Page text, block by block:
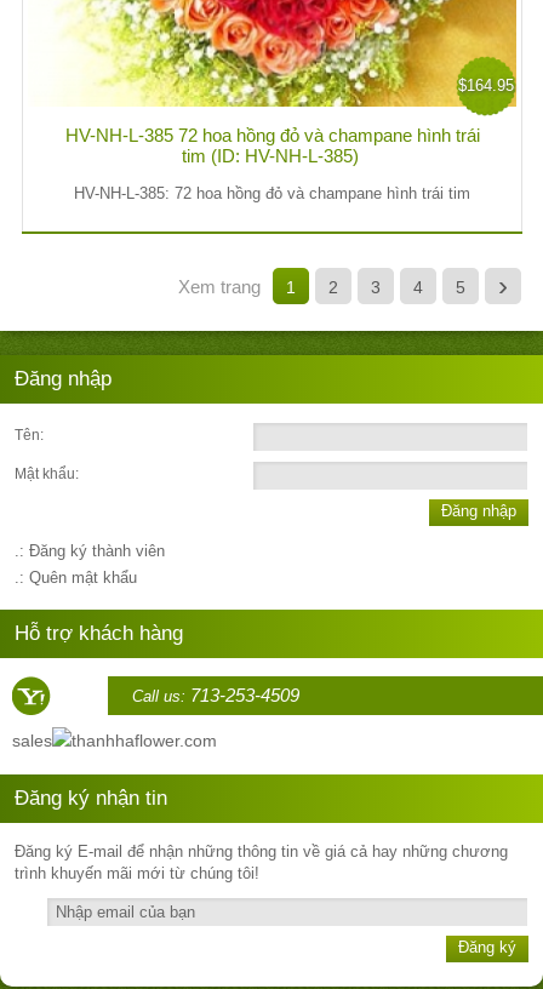
$164.95
HV-NH-L-385 72 hoa hồng đỏ và champane hình trái
tim (ID: HV-NH-L-385)
HV-NH-L-385: 72 hoa hồng đỏ và champane hình trái tim
1 2 3 4 5 ›
Xem trang
Đăng nhập
Tên:
Mật khẩu:
Đăng nhập
.: Đăng ký thành viên
.: Quên mật khẩu
Hỗ trợ khách hàng
Call us: 713-253-4509
sales thanhhaflower.com
Đăng ký nhận tin
Đăng ký E-mail để nhận những thông tin về giá cả hay những chương
trình khuyến mãi mới từ chúng tôi!
Đăng ký